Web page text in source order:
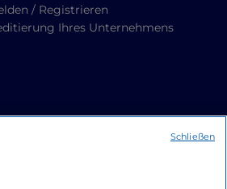
/ Registrieren
Ihres Unternehmens
Schließen